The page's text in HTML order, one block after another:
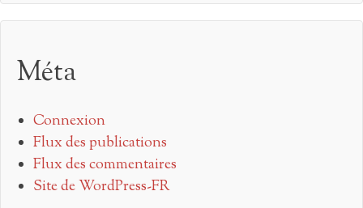
Méta
Connexion
Flux des publications
Flux des commentaires
Site de WordPress-FR